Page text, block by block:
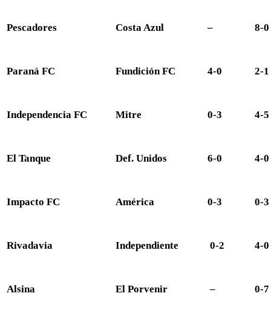
Pescadores Costa Azul – 8-0
Paraná FC Fundición FC 4-0 2-1
Independencia FC Mitre 0-3 4-5
El Tanque Def. Unidos 6-0 4-0
Impacto FC América 0-3 0-3
Rivadavia Independiente 0-2 4-0
Alsina El Porvenir – 0-7